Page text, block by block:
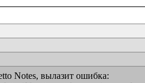
Notes, вылазит ошибка: